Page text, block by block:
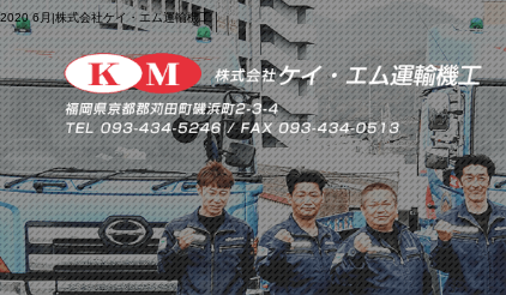
2020 6月|株式会社ケイ・エム運輸機工